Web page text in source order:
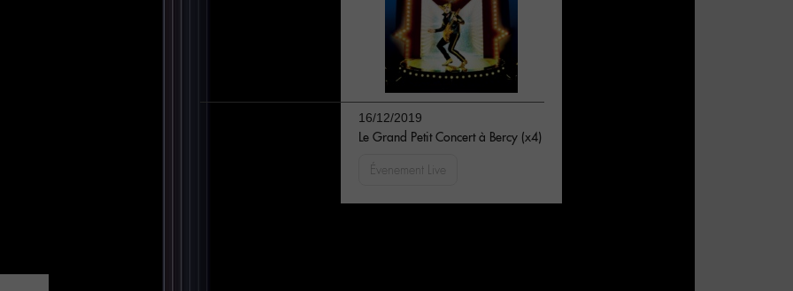
16/12/2019
Le Grand Petit Concert à Bercy (x4)
Évenement Live